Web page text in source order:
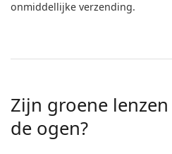
onmiddellijke verzending.
Zijn groene
de ogen?